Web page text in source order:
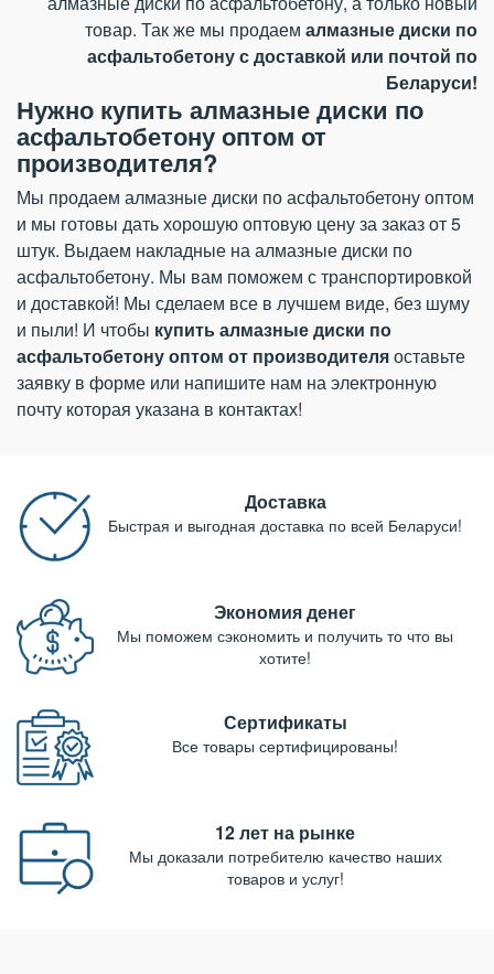
товар. Так же мы продаем алмазные диски по
асфальтобетону с доставкой или почтой по
Беларуси!
Нужно купить алмазные диски по
асфальтобетону оптом от
производителя?
Мы продаем алмазные диски по асфальтобетону оптом
и мы готовы дать хорошую оптовую цену за заказ от 5
штук. Выдаем накладные на алмазные диски по
асфальтобетону. Мы вам поможем с транспортировкой
и доставкой! Мы сделаем все в лучшем виде, без шуму
и пыли! И чтобы купить алмазные диски по
асфальтобетону оптом от производителяоставьте
заявку в форме или напишите нам на электронную
почту которая указана в контактах!
Доставка
Быстрая и выгодная доставка по всей Беларуси!
Экономия денег
Мы поможем сэкономить и получить то что вы
хотите!
Сертификаты
Все товары сертифицированы!
12 лет на рынке
Мы доказали потребителю качество наших
товаров и услуг!